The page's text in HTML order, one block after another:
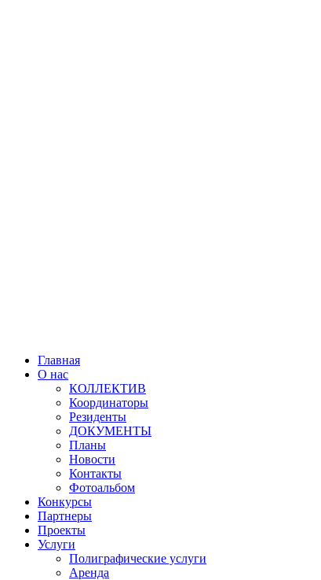
Главная
О нас
КОЛЛЕКТИВ
Координаторы
Резиденты
ДОКУМЕНТЫ
Планы
Новости
Контакты
Фотоальбом
Конкурсы
Партнеры
Проекты
Услуги
Полиграфические услуги
Аренда